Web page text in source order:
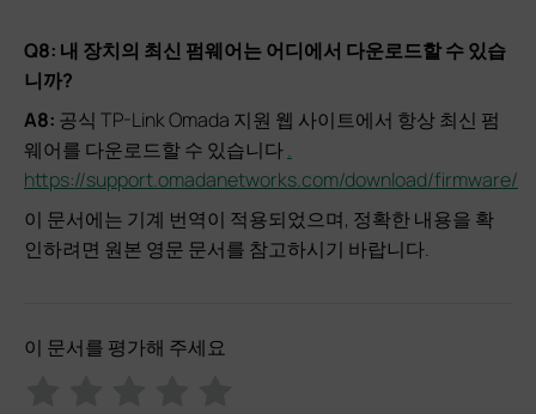
Q8: 내 장치의 최신 펌웨어는 어디에서 다운로드할 수 있습
니까?
A8: 공식 TP-Link Omada 지원 웹 사이트에서 항상 최신 펌
웨어를 다운로드할 수 있습니다.
https://support.omadanetworks.com/download/firmware/
이 문서에는 기계 번역이 적용되었으며, 정확한 내용을 확
인하려면 원본 영문 문서를 참고하시기 바랍니다.
이 문서를 평가해 주세요